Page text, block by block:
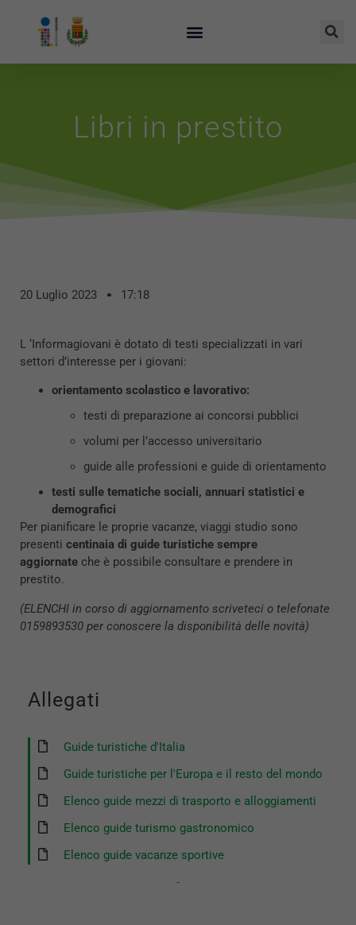
Libri in prestito
20 Luglio 2023 17:18
L ‘Informagiovani è dotato di testi specializzati in vari
settori d’interesse per i giovani:
orientamento scolastico e lavorativo:
testi di preparazione ai concorsi pubblici
volumi per l’accesso universitario
guide alle professioni e guide di orientamento
testi sulle tematiche sociali, annuari statistici e
demografici
Per pianificare le proprie vacanze, viaggi studio sono
presenti centinaia di guide turistiche sempre
aggiornate che è possibile consultare e prendere in
prestito.
(ELENCHI in corso di aggiornamento scriveteci o telefonate
0159893530 per conoscere la disponibilità delle novità)
Allegati
Guide turistiche d'Italia
Guide turistiche per l'Europa e il resto del mondo
Elenco guide mezzi di trasporto e alloggiamenti
Elenco guide turismo gastronomico
Elenco guide vacanze sportive